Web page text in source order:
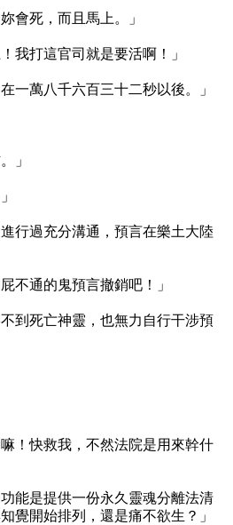
會死，而且馬上。」
我打這官司就是要活啊！」
一萬八千六百三十二秒以後。」
」
行過充分溝通，預言在樂土大陸
不通的鬼預言撤銷吧！」
到死亡神靈，也無力自行干涉預
！快救我，不然法院是用來幹什
能是提供一份永久靈魂分離法清
覺開始排列，還是痛不欲生？」